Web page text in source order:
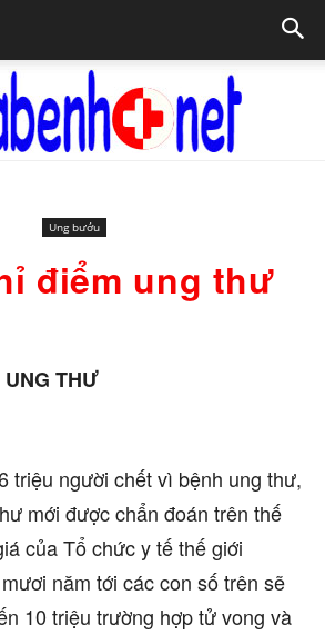
Ung bướu
điểm ung thư
THƯ
triệu người chết vì bệnh ung thư,
mới được chẩn đoán trên thế
của Tổ chức y tế thế giới
năm tới các con số trên sẽ
10 triệu trường hợp tử vong và